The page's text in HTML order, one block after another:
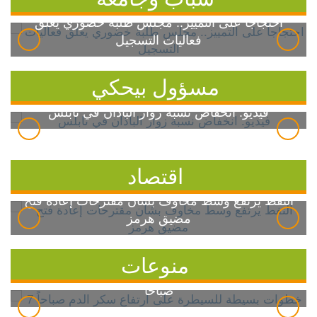
احتجاجاً على التمييز.. مجلس طلبة خضوري يعلق
فعاليات التسجيل
مسؤول بيحكي
فيديو: انخفاض نسبة زوار الباذان في نابلس
اقتصاد
النفط يرتفع وسط مخاوف بشأن مقترحات إعادة فتح
مضيق هرمز
منوعات
7 خطوات بسيطة للسيطرة على ارتفاع سكر الدم
صباحاً